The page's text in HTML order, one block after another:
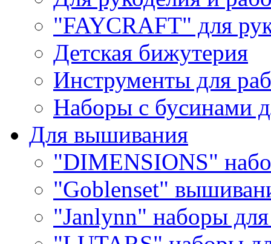
"FAYCRAFT" для
Детская бижутерия
Инструменты для
Наборы с бусинами
Для вышивания
"DIMENSIONS"
"Goblenset"
"Janlynn" наборы